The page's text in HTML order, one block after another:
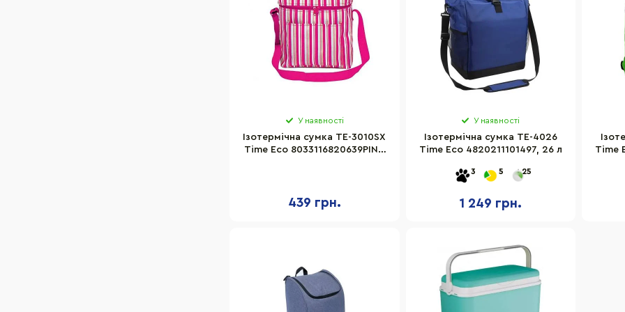
У наявності
Ізотермічна сумка TE-3010SX
Time Eco 8033116820639PINK
439 грн.
У наявності
Ізотермічна сумка TE-4026
Time Eco 4820211101497, 26 л
3 5 25
1 249 грн.
Time